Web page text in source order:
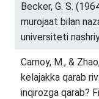
Becker, G. S.
murojaat bilan
universiteti
Carnoy, M., &
kelajakka qarab
inqirozga qarab?